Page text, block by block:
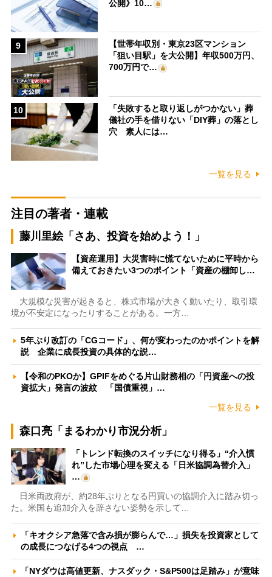
公開》10…
9
【世帯年収別・東京23区マンション
「狙い目駅」を大公開】年収500万円、
700万円で…
10
「失敗すると取り返しがつかない」葬
儀社の手を借りない「DIY葬」の落とし
穴 素人には…
一覧を見る
注目の著者・連載
藤川里絵「さあ、投資を始めよう！」
【資産運用】大災害時に慌てないために平時から
備えておきたい3つのポイント「資産の棚卸し…
大規模な災害が起きると、株式市場が大きく動いたり、取引環
境が不安定になったりすることがある。一方…
5年ぶり改訂の「CGコード」、何が変わったのかポイントを解
説 企業に成長投資の具体的な説…
【令和のPKOか】GPIFをめぐる片山財務相の「円資産への投
資拡大」発言の波紋 「国債重視」…
一覧を見る
森口亮「まるわかり市況分析」
「トレンド転換のスイッチになり得る」“介入慣
れ”した市場心理を変える「日米協調為替介入」
…
日米両政府が、約28年ぶりとなる円買いの協調介入に踏み切っ
た。米国も追加介入を辞さない姿勢を示して…
「キオクシア急落で含み損が膨らんで…」損失を投資家として
の成長につなげる4つの視点 …
「NYダウは高値更新、ナスダック・S&P500は足踏み」が意味